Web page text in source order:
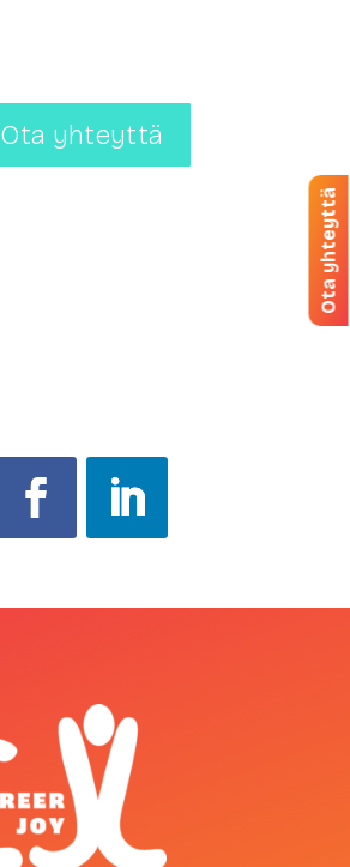
Ota yhteyttä
Ota yhteyttä